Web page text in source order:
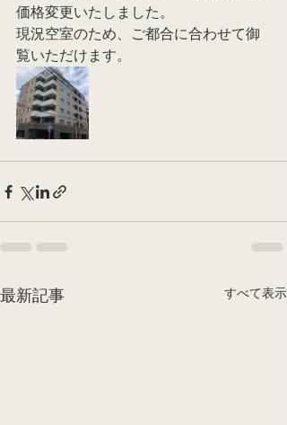
価格変更いたしました。
現況空室のため、ご都合に合わせて御
覧いただけます。
最新記事 すべて表示